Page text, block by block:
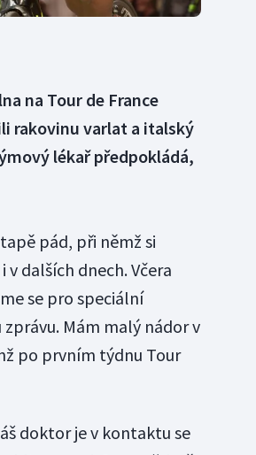
na Tour de France
rakovinu varlat a italský
lékař předpokládá,
pád, při němž si
dalších dnech. Včera
se pro speciální
Mám malý nádor v
po prvním týdnu Tour
doktor je v kontaktu se